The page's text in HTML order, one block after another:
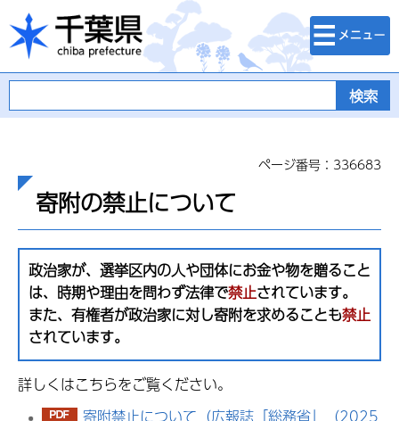
千葉県
検索・メニュ
ー
ページ番号：336683
寄附の禁止について
政治家が、選挙区内の人や団体にお金や物を贈ること
は、時期や理由を問わず法律で禁止されています。
また、有権者が政治家に対し寄附を求めることも禁止
されています。
詳しくはこちらをご覧ください。
寄附禁止について（広報誌「総務省」（2025